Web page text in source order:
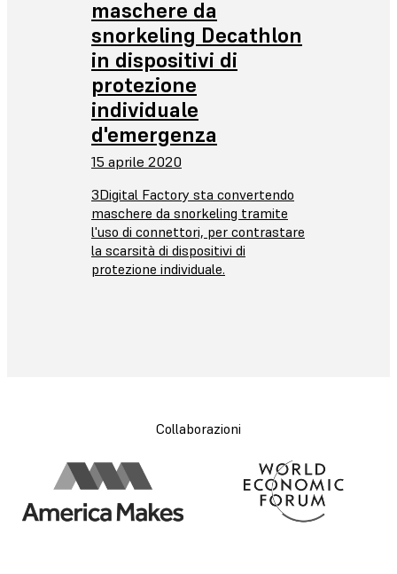
maschere da
snorkeling Decathlon
in dispositivi di
protezione
individuale
d'emergenza
15 aprile 2020
3Digital Factory sta convertendo
maschere da snorkeling tramite
l'uso di connettori, per contrastare
la scarsità di dispositivi di
protezione individuale.
Collaborazioni